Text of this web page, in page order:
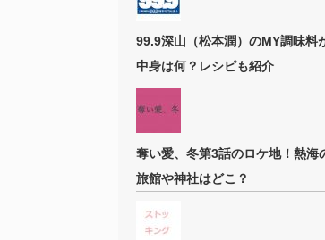
99.9深山（松本潤）のMY調味料
中身は何？レシピも紹介
奪い愛、冬第3話のロケ地！熱海
旅館や神社はどこ？